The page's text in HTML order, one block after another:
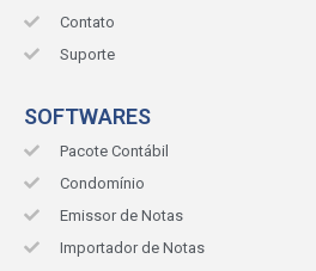
Contato
Suporte
SOFTWARES
Pacote Contábil
Condomínio
Emissor de Notas
Importador de Notas